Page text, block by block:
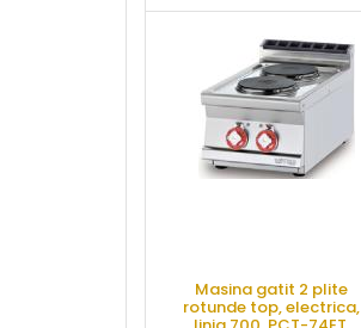
Masina gatit 2 plite
rotunde top, electrica,